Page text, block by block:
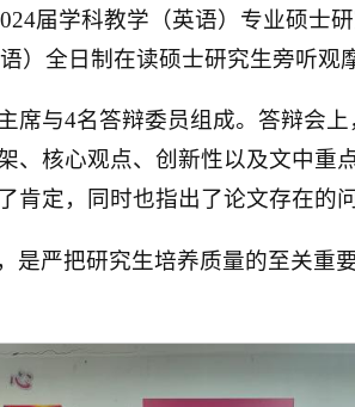
届学科教学（英语）专业硕士
）全日制在读硕士研究生旁听观
席与4名答辩委员组成。答辩会
、核心观点、创新性以及文中重
定，同时也指出了论文存在的
是严把研究生培养质量的至关重